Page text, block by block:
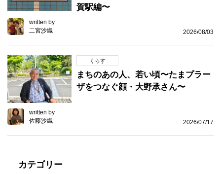
賀駅編〜
written by
二宮沙織
2026/08/03
くらす
まちのあの人、若い頃〜たまプラー
ザをつなぐ顔・大野承さん〜
written by
佐藤沙織
2026/07/17
カテゴリー